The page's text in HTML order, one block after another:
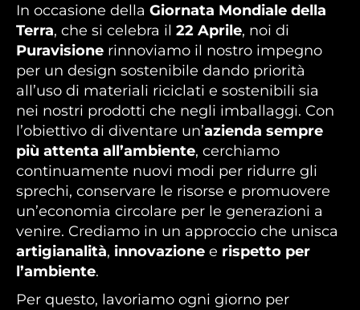
In occasione della Giornata Mondiale della
Terra, che si celebra il 22 Aprile, noi di
Puravisione rinnoviamo il nostro impegno
per un design sostenibile dando priorità
all’uso di materiali riciclati e sostenibili sia
nei nostri prodotti che negli imballaggi. Con
l’obiettivo di diventare un’azienda sempre
più attenta all’ambiente, cerchiamo
continuamente nuovi modi per ridurre gli
sprechi, conservare le risorse e promuovere
un’economia circolare per le generazioni a
venire. Crediamo in un approccio che unisca
artigianalità, innovazione e rispetto per
l’ambiente.
Per questo, lavoriamo ogni giorno per